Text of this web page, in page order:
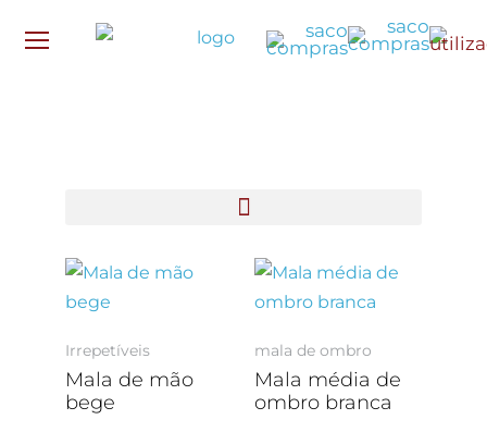
Irrepetíveis
Mala de mão
bege
mala de ombro
Mala média de
ombro branca